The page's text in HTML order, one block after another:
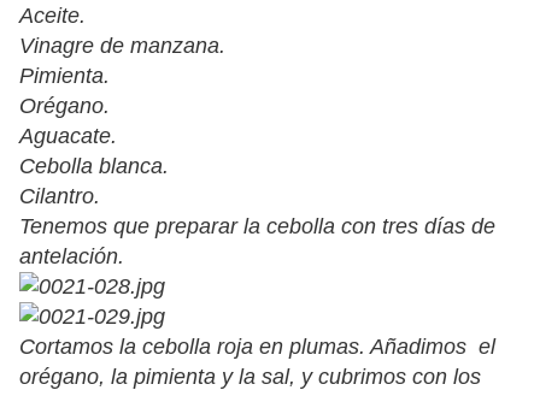
Aceite.
Vinagre de manzana.
Pimienta.
Orégano.
Aguacate.
Cebolla blanca.
Cilantro.
Tenemos que preparar la cebolla con tres días de
antelación.
Cortamos la cebolla roja en plumas. Añadimos el
orégano, la pimienta y la sal, y cubrimos con los